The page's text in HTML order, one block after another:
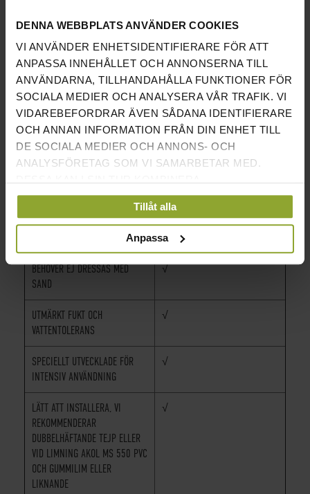
DENNA WEBBPLATS ANVÄNDER COOKIES
VI ANVÄNDER ENHETSIDENTIFIERARE FÖR ATT
ANPASSA INNEHÅLLET OCH ANNONSERNA TILL
ANVÄNDARNA, TILLHANDAHÅLLA FUNKTIONER FÖR
SOCIALA MEDIER OCH ANALYSERA VÅR TRAFIK. VI
VIDAREBEFORDRAR ÄVEN SÅDANA IDENTIFIERARE
OCH ANNAN INFORMATION FRÅN DIN ENHET TILL
DE SOCIALA MEDIER OCH ANNONS- OCH
ANALYSFÖRETAG SOM VI SAMARBETAR MED.
INFORMATIONEN MED ANNAN INFORMATION SOM
DU HAR TILLHANDAHÅLLIT ELLER SOM DE HAR
SAMLAT IN NÄR DU HAR ANVÄNT DERAS
Tillåt alla
Anpassa
sprintbanan inte tas bort utan skada när lim används.
INFORMATION
LÄNGD 15 METER
BREDD 2 METER
TOTALT 30 KVM
12 MM
SVART
BEHÖVER EJ DRESSAS MED
SAND
√
UTMÄRKT FUKT OCH
VATTENTOLERANS
√
SPECIELLT UTVECKLADE FÖR
INTENSIV ANVÄNDNING
√
LÄTT ATT INSTALLERA, VI
REKOMMENDERAR
DUBBELHÄFTANDE TEJP ELLER
VID LIMNING AKOL MS 550 PVC
OCH GUMMILIM ELLER
LIKNANDE
√